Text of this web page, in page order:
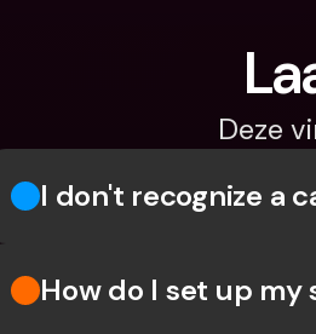
Deze
I don't recognize a
How do I set up my